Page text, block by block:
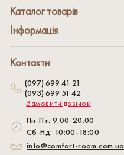
Каталог товарів
Інформація
Контакти
(097) 699 41 21
(093) 699 51 42
Замовити дзвінок
Пн-Пт: 9:00-20:00
Сб-Нд: 10:00-18:00
info@comfort-room.com.ua